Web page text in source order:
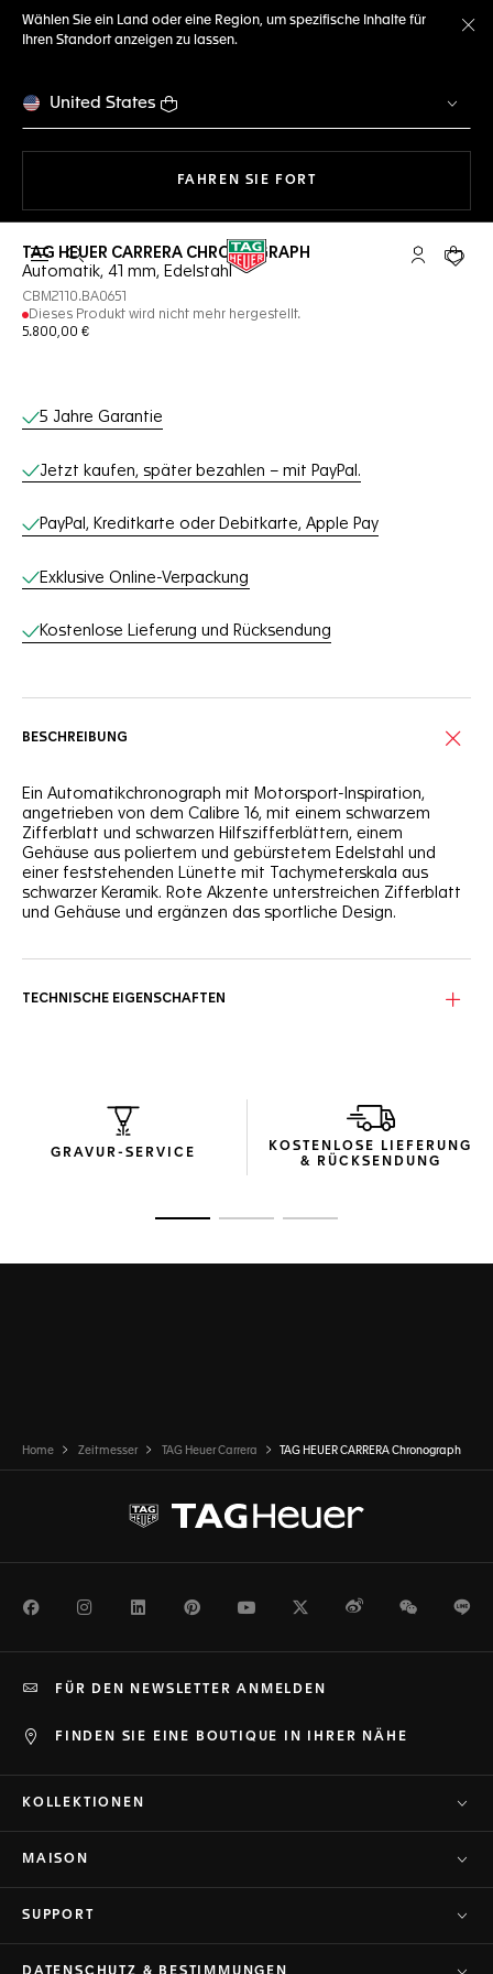
Wählen Sie ein Land oder eine Region, um spezifische Inhalte für
Ihren Standort anzeigen zu lassen.
United States
FAHREN SIE FORTMIT DER NAVIGATION
Suche öffnen My TAG
Ihr
TAG HEUER CARRERA CHRONOGRAPH
Automatik, 41 mm, Edelstahl
CBM2110.BA0651
Dieses Produkt wird nicht mehr hergestellt.
5.800,00 €
Online-Services
5 Jahre Garantie
Jetzt kaufen, später bezahlen – mit PayPal.
PayPal, Kreditkarte oder Debitkarte, Apple Pay
Exklusive Online-Verpackung
Kostenlose Lieferung und Rücksendung
BESCHREIBUNG
Ein Automatikchronograph mit Motorsport-Inspiration,
angetrieben von dem Calibre 16, mit einem schwarzem
Zifferblatt und schwarzen Hilfszifferblättern, einem
Gehäuse aus poliertem und gebürstetem Edelstahl und
einer feststehenden Lünette mit Tachymeterskala aus
schwarzer Keramik. Rote Akzente unterstreichen Zifferblatt
und Gehäuse und ergänzen das sportliche Design.
TECHNISCHE EIGENSCHAFTEN
GRAVUR-SERVICE
KOSTENLOSE LIEFERUNG
& RÜCKSENDUNG
Home Zeitmesser TAG Heuer Carrera TAG HEUER CARRERA Chronograph
FacebookInstagramLinkedInPinterestYoutubeTwitterWeiboWeChat
FINDEN SIE EINE BOUTIQUE IN IHRER NÄHE
FÜR DEN NEWSLETTER ANMELDEN
KOLLEKTIONEN
MAISON
SUPPORT